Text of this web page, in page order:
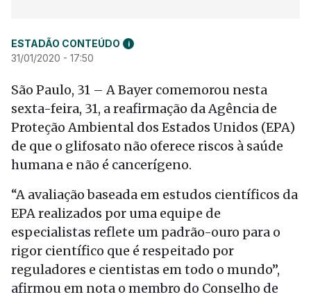
ESTADÃO CONTEÚDO i
31/01/2020 - 17:50
São Paulo, 31 – A Bayer comemorou nesta
sexta-feira, 31, a reafirmação da Agência de
Proteção Ambiental dos Estados Unidos (EPA)
de que o glifosato não oferece riscos à saúde
humana e não é cancerígeno.
“A avaliação baseada em estudos científicos da
EPA realizados por uma equipe de
especialistas reflete um padrão-ouro para o
rigor científico que é respeitado por
reguladores e cientistas em todo o mundo”,
afirmou em nota o membro do Conselho de